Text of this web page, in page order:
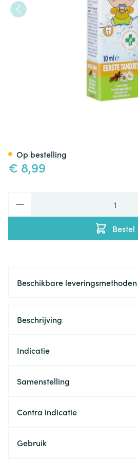
€ 8,99
Bestel
Op bestelling
Beschikbare leveringsmethoden
Beschrijving
Indicatie
Samenstelling
Contra indicatie
Gebruik